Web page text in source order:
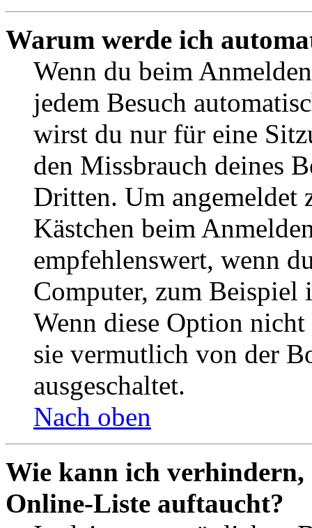
Warum werde ich
Wenn du beim
jedem Besuch
wirst du nur für eine
den Missbrauch deines
Dritten. Um angemeldet
Kästchen beim
empfehlenswert, wenn
Computer, zum Beispiel
Wenn diese Option
sie vermutlich von der
ausgeschaltet.
Nach oben
Wie kann ich verhindern,
Online-Liste auftaucht?